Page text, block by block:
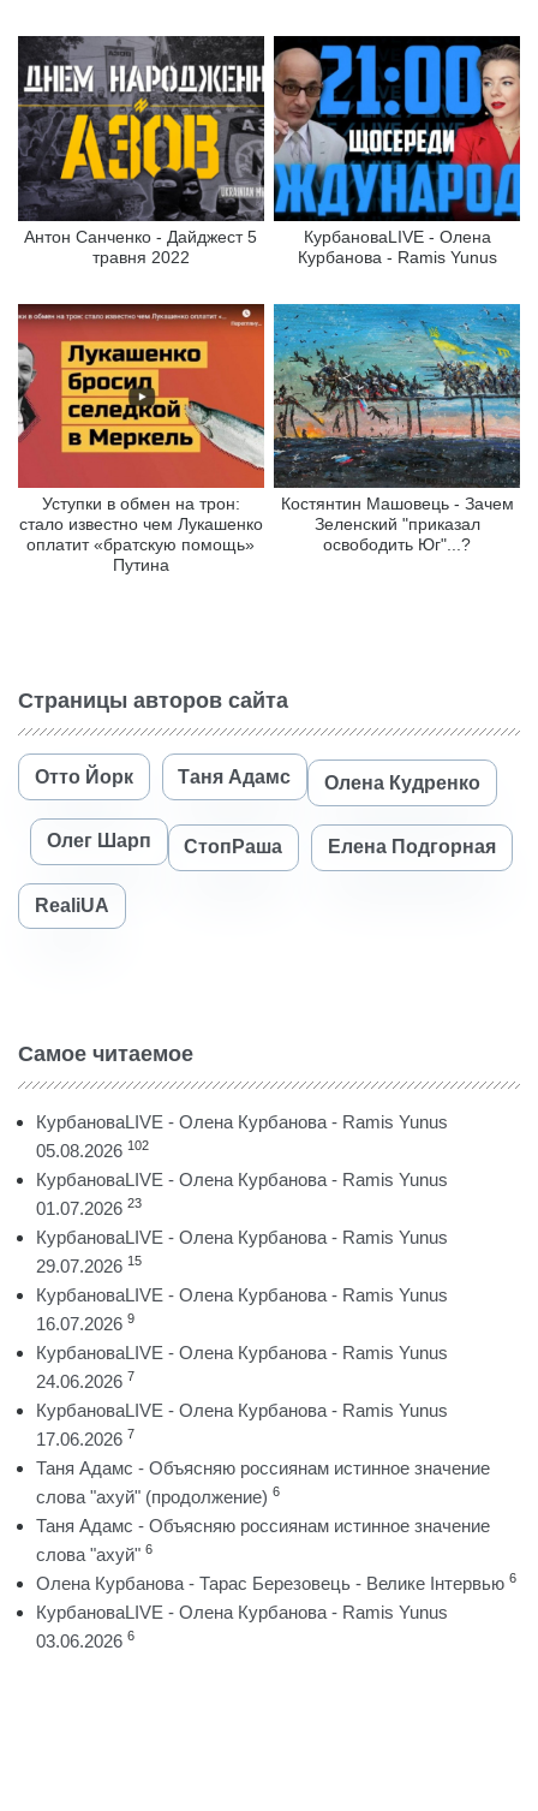
Антон Санченко - Дайджест 5
травня 2022
КурбановаLIVE - Олена
Курбанова - Ramis Yunus
Уступки в обмен на трон:
стало известно чем Лукашенко
оплатит «братскую помощь»
Путина
Костянтин Машовець - Зачем
Зеленский "приказал
освободить Юг"...?
Страницы авторов сайта
Отто Йорк Таня Адамс Олена Кудренко
Олег Шарп СтопРаша Елена Подгорная
RealiUA
Самое читаемое
КурбановаLIVE - Олена Курбанова - Ramis Yunus
05.08.2026 102
КурбановаLIVE - Олена Курбанова - Ramis Yunus
01.07.2026 23
КурбановаLIVE - Олена Курбанова - Ramis Yunus
29.07.2026 15
КурбановаLIVE - Олена Курбанова - Ramis Yunus
16.07.2026 9
КурбановаLIVE - Олена Курбанова - Ramis Yunus
24.06.2026 7
КурбановаLIVE - Олена Курбанова - Ramis Yunus
17.06.2026 7
Таня Адамс - Объясняю россиянам истинное значение
слова "ахуй" (продолжение) 6
Таня Адамс - Объясняю россиянам истинное значение
слова "ахуй" 6
Олена Курбанова - Тарас Березовець - Велике Інтервью 6
КурбановаLIVE - Олена Курбанова - Ramis Yunus
03.06.2026 6